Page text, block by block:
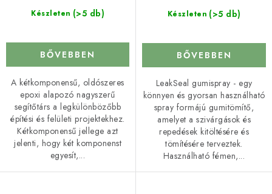
Készleten (>5 db)
BŐVEBBEN
A kétkomponensű, oldószeres
epoxi alapozó nagyszerű
segítőtárs a legkülönbözőbb
építési és felületi projektekhez.
Kétkomponensű jellege azt
jelenti, hogy két komponenst
egyesít,...
Készleten (>5 db)
BŐVEBBEN
LeakSeal gumispray - egy
könnyen és gyorsan használható
spray formájú gumitömítő,
amelyet a szivárgások és
repedések kitöltésére és
tömítésére terveztek.
Használható fémen,...